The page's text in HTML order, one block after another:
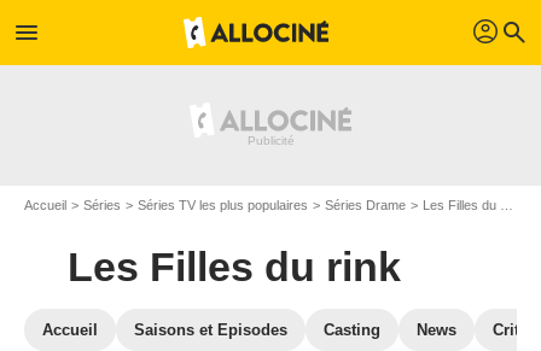
menu profil search
Accueil Séries Séries TV les plus populaires Séries Drame Les Filles du rink
Les Filles du rink
Accueil Saisons et Episodes Casting News